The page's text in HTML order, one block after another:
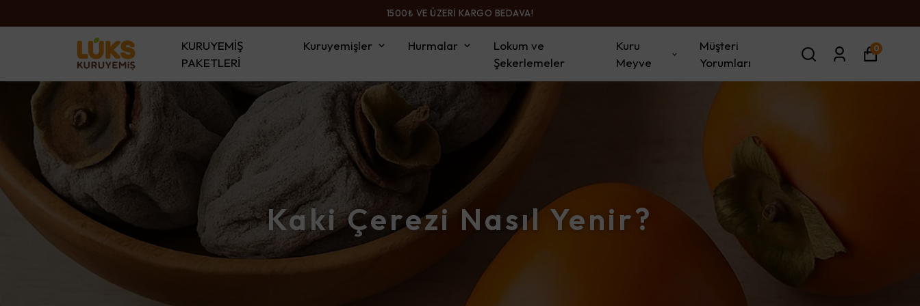
1500₺ VE ÜZERİ KARGO BEDAVA!
KURUYEMİŞ
PAKETLERİ
Kuruyemişler Hurmalar
Lokum ve
Şekerlemeler
Kuru
Meyve
Müşteri
Yorumları
0
Kaki Çerezi Nasıl Yenir?